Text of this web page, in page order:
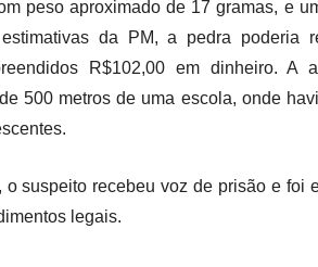
peso aproximado de 17 gramas, e
da PM, a pedra poderia
R$102,00 em dinheiro. A
500 metros de uma escola, onde
o suspeito recebeu voz de prisão e foi
legais.